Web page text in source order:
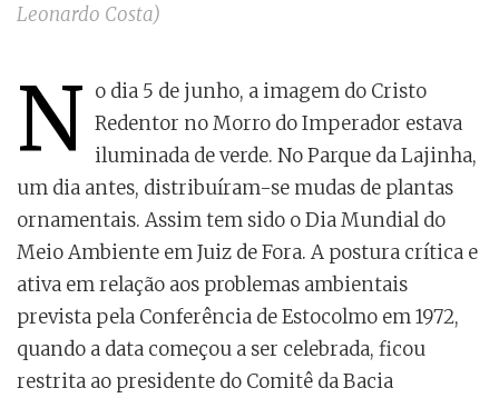
Leonardo Costa)
N o dia 5 de junho, a imagem do Cristo
Redentor no Morro do Imperador estava
iluminada de verde. No Parque da Lajinha,
um dia antes, distribuíram-se mudas de plantas
ornamentais. Assim tem sido o Dia Mundial do
Meio Ambiente em Juiz de Fora. A postura crítica e
ativa em relação aos problemas ambientais
prevista pela Conferência de Estocolmo em 1972,
quando a data começou a ser celebrada, ficou
restrita ao presidente do Comitê da Bacia